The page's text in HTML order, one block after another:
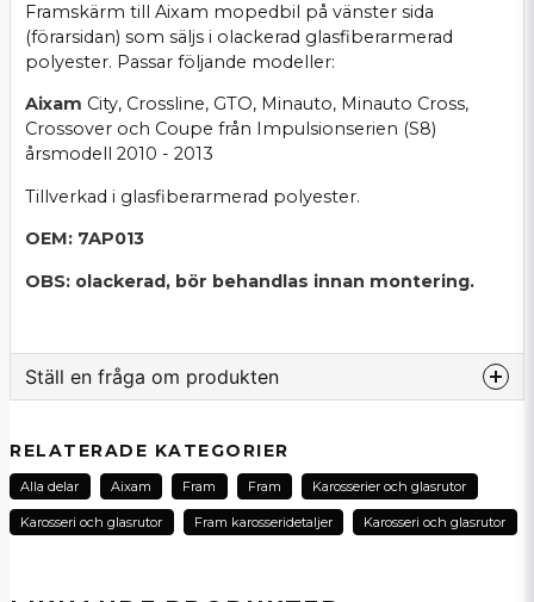
Framskärm till Aixam mopedbil på vänster sida
(förarsidan) som säljs i olackerad glasfiberarmerad
polyester. Passar följande modeller:
Aixam City, Crossline, GTO, Minauto, Minauto Cross,
Crossover och Coupe från Impulsionserien (S8)
årsmodell 2010 - 2013
Tillverkad i glasfiberarmerad polyester.
OEM: 7AP013
OBS: olackerad, bör behandlas innan montering.
Ställ en fråga om produkten
Fråga oss om denna produkt...
RELATERADE KATEGORIER
Alla delar Aixam Fram Fram Karosserier och glasrutor
Karosseri och glasrutor Fram karosseridetaljer Karosseri och glasrutor